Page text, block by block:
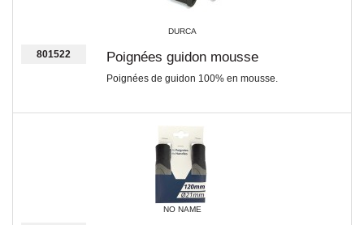
DURCA
801522 Poignées guidon mousse
Poignées de guidon 100% en mousse.
NO NAME